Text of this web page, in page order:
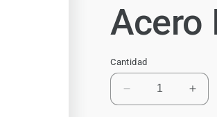
Acero
Cantidad
Reducir
cantidad